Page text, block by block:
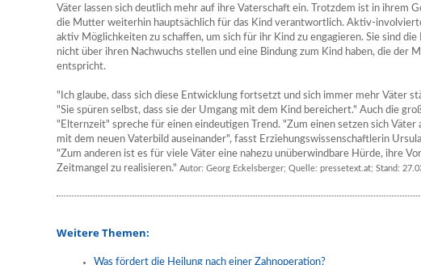
Väter lassen sich deutlich mehr auf ihre Vaterschaft ein. Trotzdem ist in ihrem
die Mutter weiterhin hauptsächlich für das Kind verantwortlich. Aktiv-
aktiv Möglichkeiten zu schaffen, um sich für ihr Kind zu engagieren. Sie sind
nicht über ihren Nachwuchs stellen und eine Bindung zum Kind haben, die der
entspricht.
"Ich glaube, dass sich diese Entwicklung fortsetzt und sich immer mehr Väter
"Sie spüren selbst, dass sie der Umgang mit dem Kind bereichert." Auch die
"Elternzeit" spreche für einen eindeutigen Trend. "Zum einen setzen sich Väter
mit dem neuen Vaterbild auseinander", fasst Erziehungswissenschaftlerin
"Zum anderen ist es für viele Väter eine nahezu unüberwindbare Hürde, ihre
Zeitmangel zu realisieren." Autor: Georg Eckelsberger; Quelle: pressetext.at; Stand:
Weitere Themen:
Was fördert die Heilung nach einer Zahnoperation?